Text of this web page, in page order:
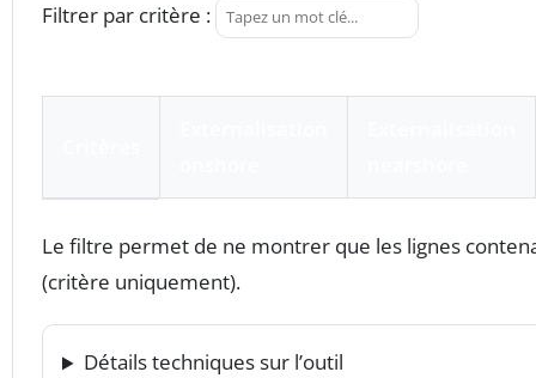
Filtrer par critère :
Le filtre permet de ne montrer que les lignes
(critère uniquement).
Détails techniques sur l’outil